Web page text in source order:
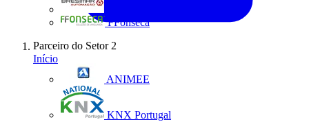
FFonseca
Parceiro do Setor 2
ANIMEE
KNX Portugal
Início